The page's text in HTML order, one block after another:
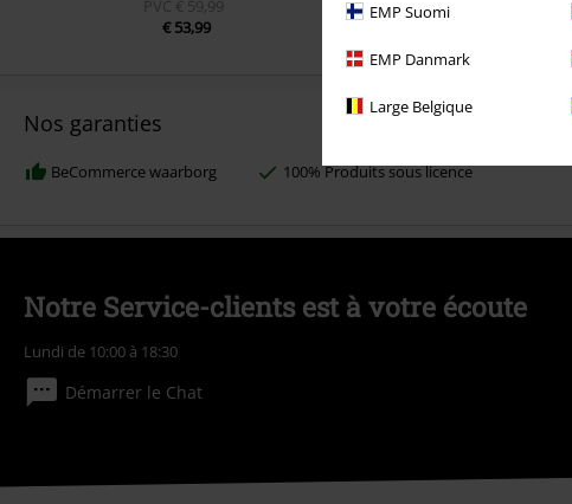
EMP Suomi
EMP Danmark
Large Belgique
PVC € 59,99
€ 53,99
Nos garanties
BeCommerce waarborg 100% Produits sous licence
Notre Service-clients est à votre écoute
Lundi de 10:00 à 18:30
Démarrer le Chat